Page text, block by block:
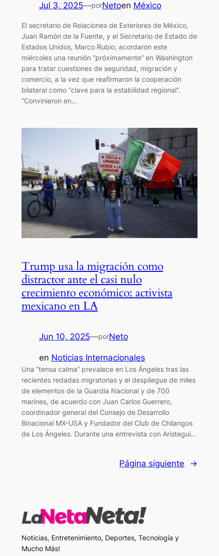
Jul 3, 2025—porNetoen México
El secretario de Relaciones de Exteriores de México,
Juan Ramón de la Fuente, y el Secretario de Estado de
Estados Unidos, Marco Rubio, acordaron este
miércoles una reunión “próximamente” en Washington
para tratar cuestiones de seguridad, migración y
comercio, a la vez que reafirmaron la cooperación
bilateral como “clave para la estabilidad regional”.
“Convinieron en…
Trump usa la migración como
distractor ante el casi nulo
crecimiento económico: activista
mexicano en LA
Jun 10, 2025—porNeto
en Noticias Internacionales
Una “tensa calma” prevalece en Los Ángeles tras las
recientes redadas migratorias y el despliegue de miles
de elementos de la Guardia Nacional y de 700
marines, de acuerdo con Juan Carlos Guerrero,
coordinador general del Consejo de Desarrollo
Binacional MX-USA y Fundador del Club de Chilangos
de Los Ángeles. Durante una entrevista con Aristegui…
Página siguiente →
Noticias, Entretenimiento, Deportes, Tecnología y
Mucho Más!